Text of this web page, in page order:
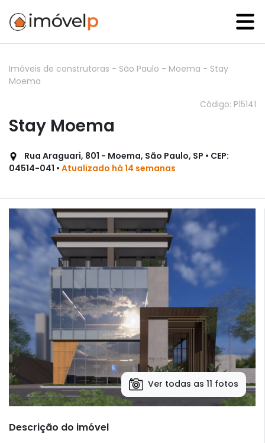
Imóveis de construtoras - São Paulo - Moema - Stay
Moema
Código: P15141
Stay Moema
Rua Araguari, 801 - Moema, São Paulo, SP • CEP:
04514-041 • Atualizado há 14 semanas
Ver todas as 11 fotos
Descrição do imóvel